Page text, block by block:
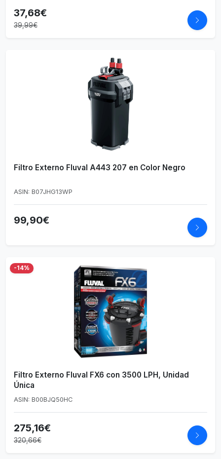
37,68€
39,99€
Filtro Externo Fluval A443 207 en Color Negro
ASIN: B07JHG13WP
99,90€
-14%
Filtro Externo Fluval FX6 con 3500 LPH, Unidad
Única
ASIN: B00BJQ50HC
275,16€
320,66€